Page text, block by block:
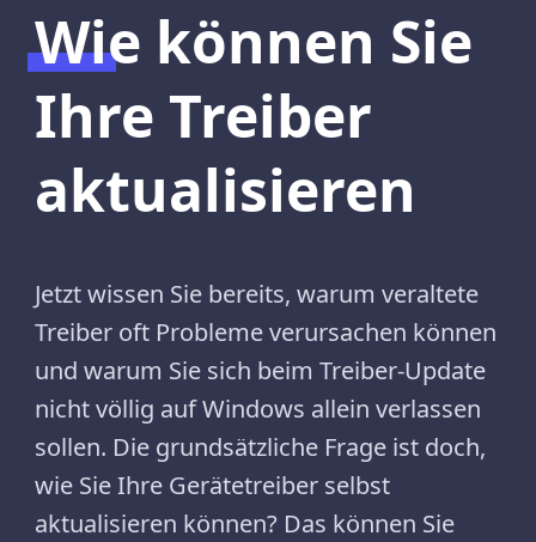
Wie können Sie
Ihre Treiber
aktualisieren
Jetzt wissen Sie bereits, warum veraltete
Treiber oft Probleme verursachen können
und warum Sie sich beim Treiber-Update
nicht völlig auf Windows allein verlassen
sollen. Die grundsätzliche Frage ist doch,
wie Sie Ihre Gerätetreiber selbst
aktualisieren können? Das können Sie